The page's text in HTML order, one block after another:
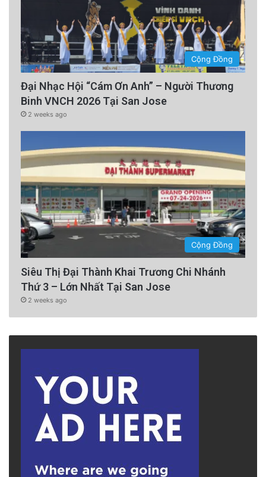
Cộng Đồng
Đại Nhạc Hội “Cám Ơn Anh” – Người Thương
Binh VNCH 2026 Tại San Jose
2 weeks ago
Cộng Đồng
Siêu Thị Đại Thành Khai Trương Chi Nhánh
Thứ 3 – Lớn Nhất Tại San Jose
2 weeks ago